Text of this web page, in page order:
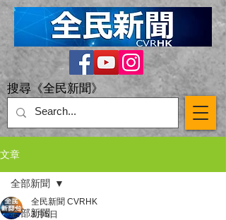
搜尋《全民新聞》
文章
全部新聞
全部新聞
全民新聞 CVRHK
3月5日